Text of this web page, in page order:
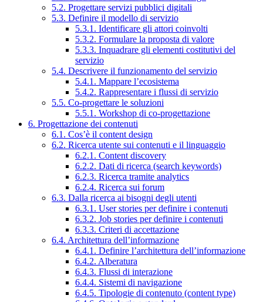
5.2. Progettare servizi pubblici digitali
5.3. Definire il modello di servizio
5.3.1. Identificare gli attori coinvolti
5.3.2. Formulare la proposta di valore
5.3.3. Inquadrare gli elementi costitutivi del
servizio
5.4. Descrivere il funzionamento del servizio
5.4.1. Mappare l’ecosistema
5.4.2. Rappresentare i flussi di servizio
5.5. Co-progettare le soluzioni
5.5.1. Workshop di co-progettazione
6. Progettazione dei contenuti
6.1. Cos’è il content design
6.2. Ricerca utente sui contenuti e il linguaggio
6.2.1. Content discovery
6.2.2. Dati di ricerca (search keywords)
6.2.3. Ricerca tramite analytics
6.2.4. Ricerca sui forum
6.3. Dalla ricerca ai bisogni degli utenti
6.3.1. User stories per definire i contenuti
6.3.2. Job stories per definire i contenuti
6.3.3. Criteri di accettazione
6.4. Architettura dell’informazione
6.4.1. Definire l’architettura dell’informazione
6.4.2. Alberatura
6.4.3. Flussi di interazione
6.4.4. Sistemi di navigazione
6.4.5. Tipologie di contenuto (content type)